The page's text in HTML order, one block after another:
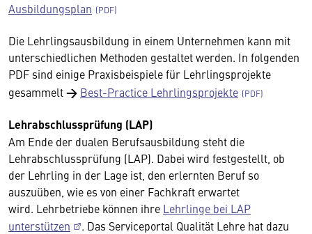
Ausbildungsplan
Die Lehrlingsausbildung in einem Unternehmen kann mit
unterschiedlichen Methoden gestaltet werden. In folgenden
PDF sind einige Praxisbeispiele für Lehrlingsprojekte
gesammelt→ Best-Practice Lehrlingsprojekte
Lehrabschlussprüfung (LAP)
Am Ende der dualen Berufsausbildung steht die
Lehrabschlussprüfung (LAP). Dabei wird festgestellt, ob
der Lehrling in der Lage ist, den erlernten Beruf so
auszuüben, wie es von einer Fachkraft erwartet
wird. Lehrbetriebe können ihre Lehrlinge bei LAP
unterstützen
. Das Serviceportal Qualität Lehre hat dazu